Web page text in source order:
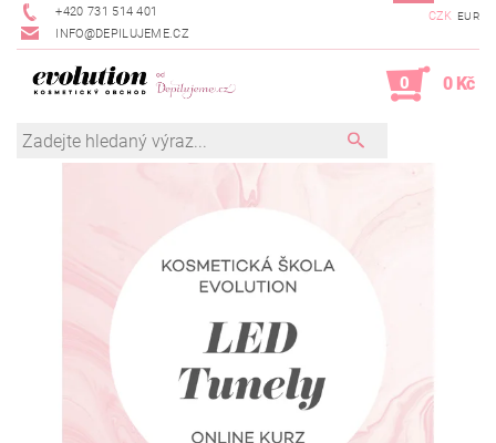
+420 731 514 401
INFO@DEPILUJEME.CZ
CZK EUR
0 0 Kč